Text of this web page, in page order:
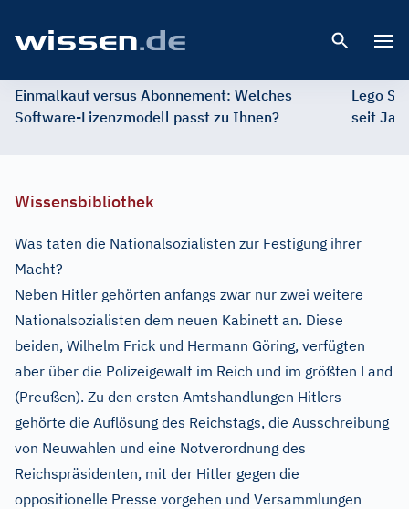
Einmalkauf versus Abonnement: Welches
Software-Lizenzmodell passt zu Ihnen?
Lego
seit
Wissensbibliothek
Was taten die Nationalsozialisten zur Festigung ihrer
Macht?
Neben Hitler gehörten anfangs zwar nur zwei weitere
Nationalsozialisten dem neuen Kabinett an. Diese
beiden, Wilhelm Frick und Hermann Göring, verfügten
aber über die Polizeigewalt im Reich und im größten Land
(Preußen). Zu den ersten Amtshandlungen Hitlers
gehörte die Auflösung des Reichstags, die Ausschreibung
von Neuwahlen und eine Notverordnung des
Reichspräsidenten, mit der Hitler gegen die
oppositionelle Presse vorgehen und Versammlungen